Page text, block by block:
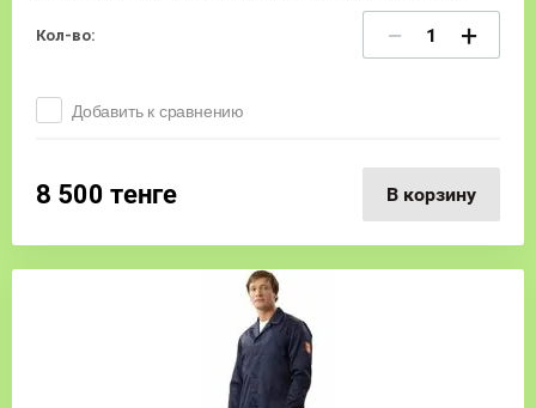
Кол-во: − +
Добавить к сравнению
8 500 тенге В корзину